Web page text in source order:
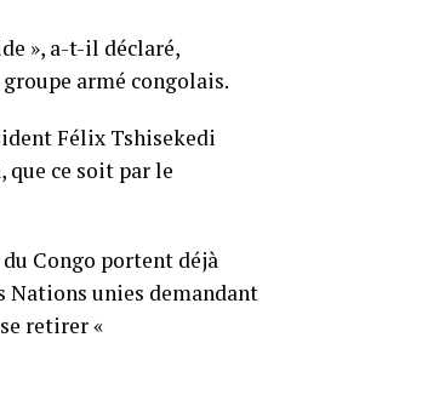
», a-t-il déclaré,
armé congolais.
Félix Tshisekedi
que ce soit par le
Congo portent déjà
Nations unies demandant
retirer «